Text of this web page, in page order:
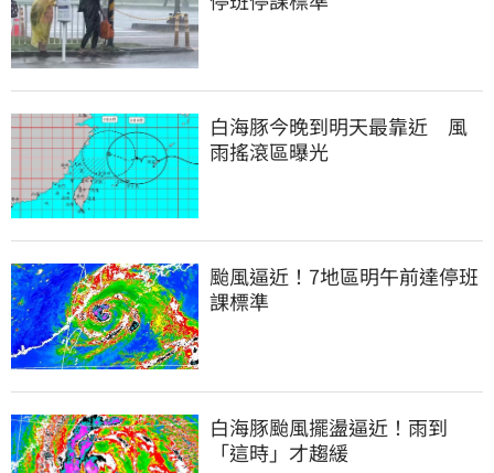
白海豚今晚到明天最靠近　風
雨搖滾區曝光
颱風逼近！7地區明午前達停班
課標準
白海豚颱風擺盪逼近！雨到
「這時」才趨緩